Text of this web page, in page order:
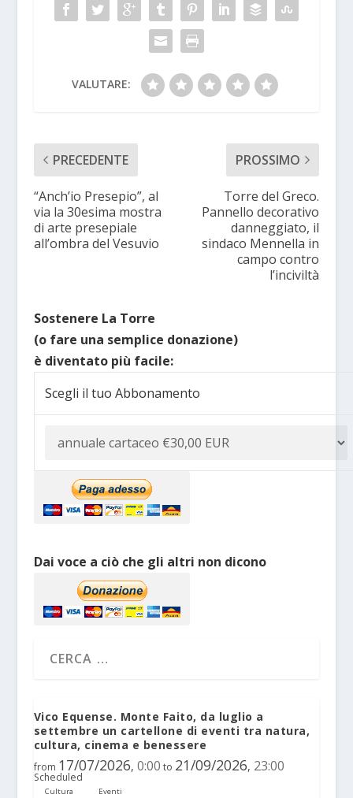
VALUTARE:
PRECEDENTE
“Anch’io Presepio”, al
via la 30esima mostra
di arte presepiale
all’ombra del Vesuvio
PROSSIMO
Torre del Greco.
Pannello decorativo
danneggiato, il
sindaco Mennella in
campo contro
l’inciviltà
Sostenere La Torre
(o fare una semplice donazione)
è diventato più facile:
Scegli il tuo Abbonamento
Dai voce a ciò che gli altri non dicono
Vico Equense. Monte Faito, da luglio a
settembre un cartellone di eventi tra natura,
cultura, cinema e benessere
from 17/07/2026, 0:00 to 21/09/2026, 23:00
Scheduled
Cultura Eventi